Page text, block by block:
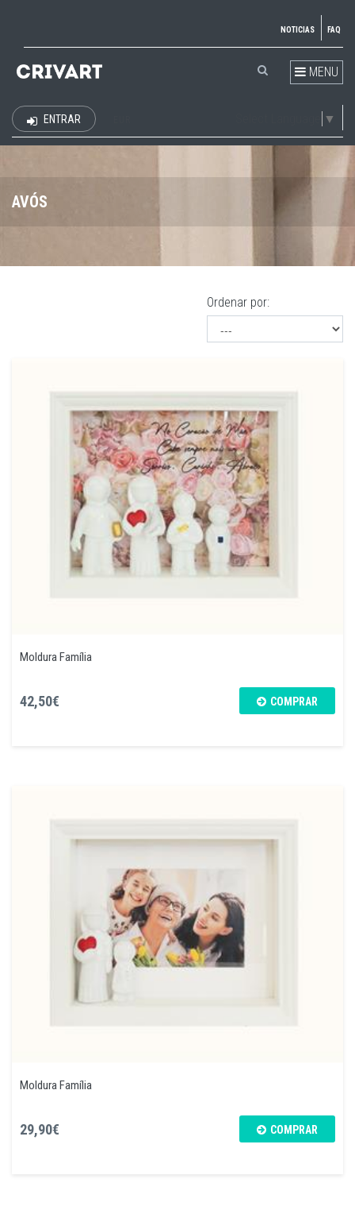
NOTICIAS FAQ
MENU
▼
ENTRAR
AVÓS
Ordenar por:
Moldura Família
42,50€ COMPRAR
Moldura Família
29,90€ COMPRAR